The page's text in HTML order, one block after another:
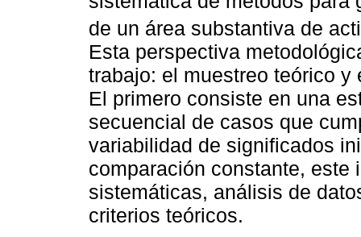
de un área substantiva de
Esta perspectiva
trabajo: el muestreo teórico
El primero consiste en una
secuencial de casos que
variabilidad de significados
comparación constante,
sistemáticas, análisis de
criterios teóricos.